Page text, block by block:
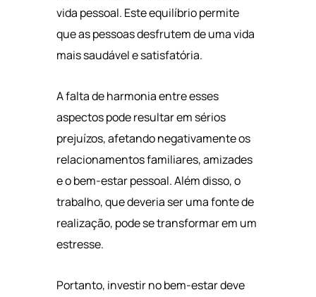
vida pessoal. Este equilíbrio permite
que as pessoas desfrutem de uma vida
mais saudável e satisfatória.
A falta de harmonia entre esses
aspectos pode resultar em sérios
prejuízos, afetando negativamente os
relacionamentos familiares, amizades
e o bem-estar pessoal. Além disso, o
trabalho, que deveria ser uma fonte de
realização, pode se transformar em um
estresse.
Portanto, investir no bem-estar deve